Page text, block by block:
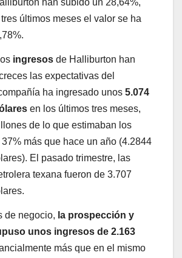
han subido un 28,64%,
últimos meses el valor se ha
ingresos de Halliburton han
las expectativas del
ha ingresado unos 5.074
en los últimos tres meses,
de lo que estimaban los
más que hace un año (4.2844
El pasado trimestre, las
texana fueron de 3.707
de negocio, la prospección y
unos ingresos de 2.163
más que en el mismo